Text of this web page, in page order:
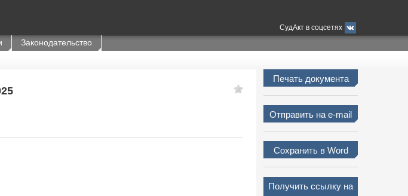
СудАкт в соцсетях
Законодательство
Печать документа
Отправить на e-mail
Сохранить в Word
Получить ссылку на